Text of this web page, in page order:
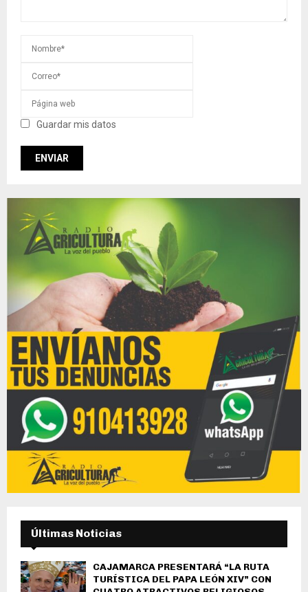
Guardar mis datos
Últimas Noticias
CAJAMARCA PRESENTARÁ “LA RUTA
TURÍSTICA DEL PAPA LEÓN XIV” CON